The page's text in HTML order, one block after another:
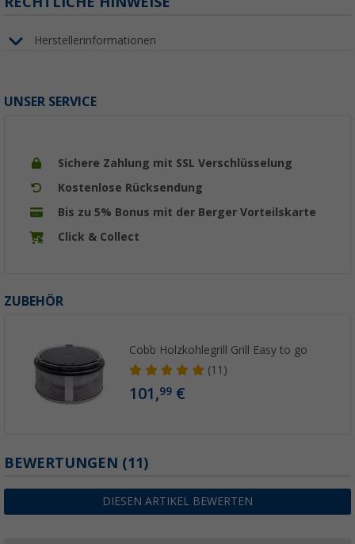
Herstellerinformationen
UNSER SERVICE
Sichere Zahlung mit SSL Verschlüsselung
Kostenlose Rücksendung
Bis zu 5% Bonus mit der Berger Vorteilskarte
Click & Collect
ZUBEHÖR
Cobb Holzkohlegrill Grill Easy to go
(11)
101,99 €
BEWERTUNGEN (11)
DIESEN ARTIKEL BEWERTEN